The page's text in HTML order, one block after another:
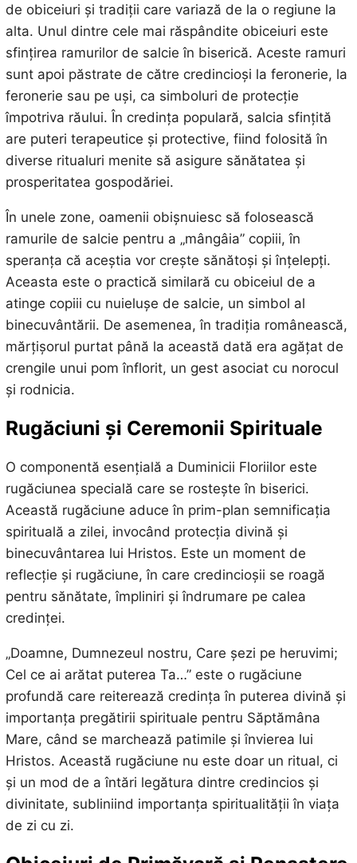
de obiceiuri și tradiții care variază de la o regiune la
alta. Unul dintre cele mai răspândite obiceiuri este
sfințirea ramurilor de salcie în biserică. Aceste ramuri
sunt apoi păstrate de către credincioși la feronerie, la
feronerie sau pe uși, ca simboluri de protecție
împotriva răului. În credința populară, salcia sfințită
are puteri terapeutice și protective, fiind folosită în
diverse ritualuri menite să asigure sănătatea și
prosperitatea gospodăriei.
În unele zone, oamenii obişnuiesc să folosească
ramurile de salcie pentru a „mângâia” copiii, în
speranța că aceștia vor crește sănătoși și înțelepți.
Aceasta este o practică similară cu obiceiul de a
atinge copiii cu nuielușe de salcie, un simbol al
binecuvântării. De asemenea, în tradiția românească,
mărțișorul purtat până la această dată era agățat de
crengile unui pom înflorit, un gest asociat cu norocul
și rodnicia.
Rugăciuni și Ceremonii Spirituale
O componentă esențială a Duminicii Floriilor este
rugăciunea specială care se rostește în biserici.
Această rugăciune aduce în prim-plan semnificația
spirituală a zilei, invocând protecția divină și
binecuvântarea lui Hristos. Este un moment de
reflecție și rugăciune, în care credincioșii se roagă
pentru sănătate, împliniri și îndrumare pe calea
credinței.
„Doamne, Dumnezeul nostru, Care şezi pe heruvimi;
Cel ce ai arătat puterea Ta…” este o rugăciune
profundă care reiterează credința în puterea divină și
importanța pregătirii spirituale pentru Săptămâna
Mare, când se marchează patimile și învierea lui
Hristos. Această rugăciune nu este doar un ritual, ci
și un mod de a întări legătura dintre credincios și
divinitate, subliniind importanța spiritualității în viața
de zi cu zi.